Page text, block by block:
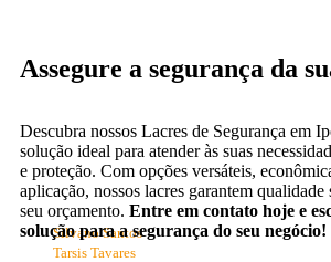
DEPOIMENTOS
“Achei o atendimento da Seal Lacres
desde o primeiro contato até o pós-venda,
imbatíveis! Todos são muito prestativos
Tarsis Tavares
DEPOIMENTOS
"Trabalho desde 1981 na área de inspeção
Agricultura, até hoje o Lacre Mosquetão é
já utilizei, um lacre que dá toda a
comprador quanto para nós que assinamos a
um lacre de uma aplicação simples, fácil
É um ótimo lacre!"
DEPOIMENTOS
“Os produtos da Seal Lacres receberam uma
na empresa, por ser um pouco menor traz
facilidade essa que ajuda na lacração
Silvano Santos
DEPOIMENTOS
"A utilização dos Lacres de Segurança em
Lacres proporcionou uma redução drástica
evitando dessa forma perdas
resultados no campo, gerando confiabilidade
nossa empresa e segurança para os produtos
Assegure a segurança da
Descubra nossos Lacres de Segurança em
solução ideal para atender às suas
e proteção. Com opções versáteis,
aplicação, nossos lacres garantem
seu orçamento. Entre em contato hoje e
solução para a segurança do seu negócio!